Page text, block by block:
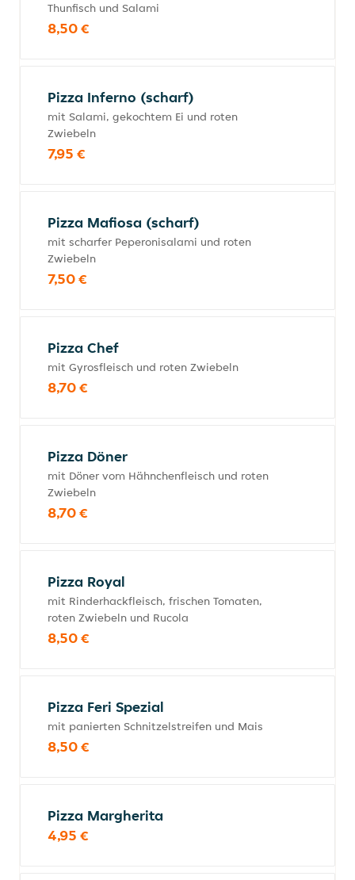
Thunfisch und Salami
8,50 €
Pizza Inferno (scharf)
mit Salami, gekochtem Ei und roten
Zwiebeln
7,95 €
Pizza Mafiosa (scharf)
mit scharfer Peperonisalami und roten
Zwiebeln
7,50 €
Pizza Chef
mit Gyrosfleisch und roten Zwiebeln
8,70 €
Pizza Döner
mit Döner vom Hähnchenfleisch und roten
Zwiebeln
8,70 €
Pizza Royal
mit Rinderhackfleisch, frischen Tomaten,
roten Zwiebeln und Rucola
8,50 €
Pizza Feri Spezial
mit panierten Schnitzelstreifen und Mais
8,50 €
Pizza Margherita
4,95 €